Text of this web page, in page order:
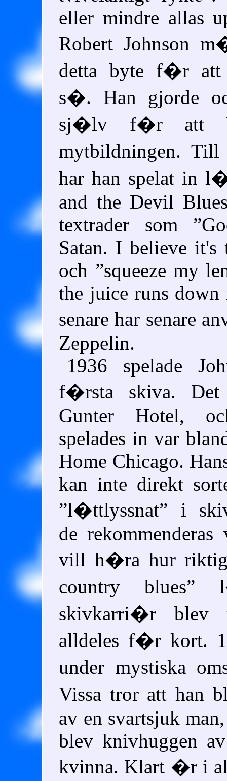
eller mindre allas
Robert Johnson
detta byte f�r att
s�. Han gjorde
sj�lv f�r att
mytbildningen.
har han spelat in
and the Devil
textrader som
Satan. I believe it's
och
squeeze my
the juice runs down
senare har senare
Zeppelin.
1936 spelade
f�rsta skiva.
Gunter Hotel,
spelades in var
Home Chicago.
kan inte direkt
l�ttlyssnat
i
de
vill h�ra hur
country blues
skivkarri�r blev
alldeles f�r kort.
under mystiska
Vissa tror att han
av en svartsjuk
blev knivhuggen
kvinna. Klart �r i